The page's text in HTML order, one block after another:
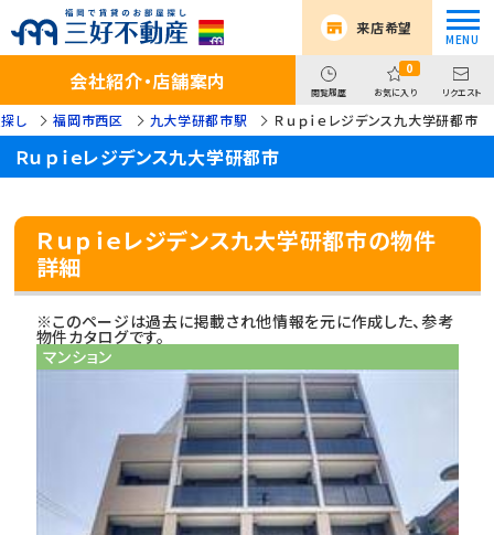
来店希望
会社紹介・店舗案内 閲覧履歴
0
お気に入り リクエスト
し 福岡市西区 九大学研都市駅 Ｒｕｐｉｅレジデンス九大学研都市
Ｒｕｐｉｅレジデンス九大学研都市
Ｒｕｐｉｅレジデンス九大学研都市の物件
詳細
※このページは過去に掲載され他情報を元に作成した、参考
物件カタログです。
マンション